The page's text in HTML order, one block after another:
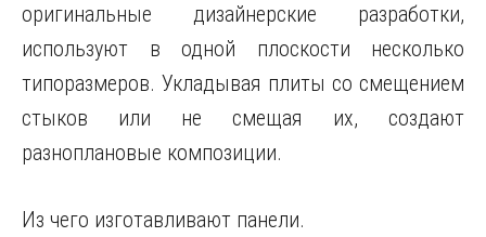
оригинальные дизайнерские разработки,
используют в одной плоскости несколько
типоразмеров. Укладывая плиты со смещением
стыков или не смещая их, создают
разноплановые композиции.
Из чего изготавливают панели.